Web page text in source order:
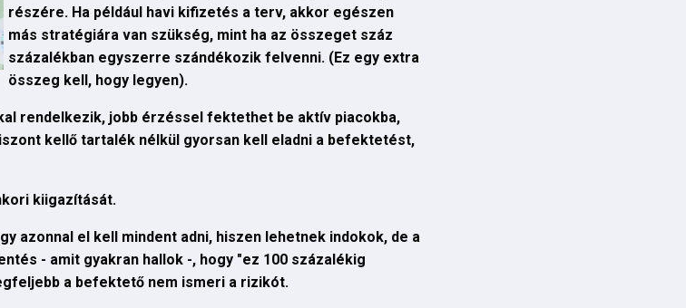
részére. Ha például havi kifizetés a terv, akkor egészen
más stratégiára van szükség, mint ha az összeget száz
százalékban egyszerre szándékozik felvenni. (Ez egy extra
összeg kell, hogy legyen).
rendelkezik, jobb érzéssel fektethet be aktív piacokba,
kellő tartalék nélkül gyorsan kell eladni a befektetést,
kiigazítását.
azonnal el kell mindent adni, hiszen lehetnek indokok, de a
- amit gyakran hallok -, hogy "ez 100 százalékig
a befektető nem ismeri a rizikót.